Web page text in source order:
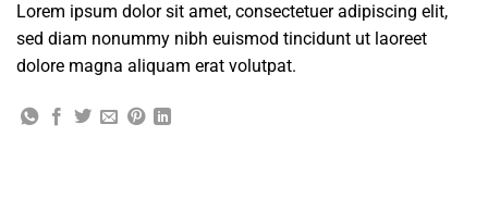
Lorem ipsum dolor sit amet, consectetuer adipiscing elit,
sed diam nonummy nibh euismod tincidunt ut laoreet
dolore magna aliquam erat volutpat.